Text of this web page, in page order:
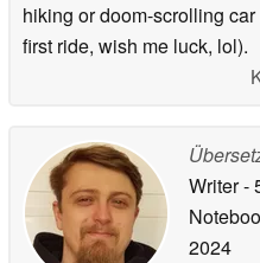
hiking or doom-scrolling
first ride, wish me luck, lol).
Writer-
2024